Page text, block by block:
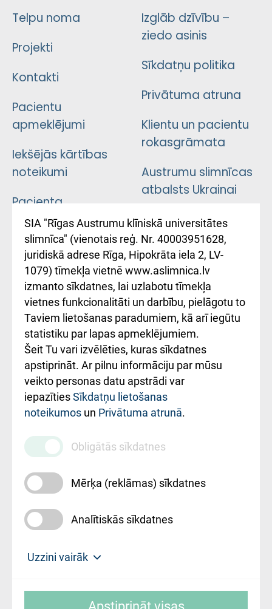
Telpu noma
Projekti
Kontakti
Pacientu
apmeklējumi
Iekšējās kārtības
noteikumi
Pacienta
atsauksmju/sūdzību
iesniegšanas
kārtība
Kā pie mums nokļūt
Rēķinu apmaksas
ceļvedis
Rekvizīti un
ārstniecības
iestādes kods
010000234
Maksas
pakalpojumu
cenrādis
Izglāb dzīvību –
ziedo asinis
Sīkdatņu politika
Privātuma atruna
Klientu un pacientu
rokasgrāmata
Austrumu slimnīcas
atbalsts Ukrainai
Підтримка Східної
лікарні та співпраця з
Україною
SIA "Rīgas Austrumu klīniskā universitātes
slimnīca" (vienotais reģ. Nr. 40003951628,
juridiskā adrese Rīga, Hipokrāta iela 2, LV-
1079) tīmekļa vietnē www.aslimnica.lv
izmanto sīkdatnes, lai uzlabotu tīmekļa
vietnes funkcionalitāti un darbību, pielāgotu to
Taviem lietošanas paradumiem, kā arī iegūtu
statistiku par lapas apmeklējumiem.
Šeit Tu vari izvēlēties, kuras sīkdatnes
apstiprināt. Ar pilnu informāciju par mūsu
veikto personas datu apstrādi var
iepazītiesSīkdatņu lietošanas
noteikumos un Privātuma atrunā.
Obligātās sīkdatnes
Mērķa (reklāmas) sīkdatnes
Analītiskās sīkdatnes
Uzzini vairāk
slimnīca, turpmāk – Pārzinis, sīkdatņu